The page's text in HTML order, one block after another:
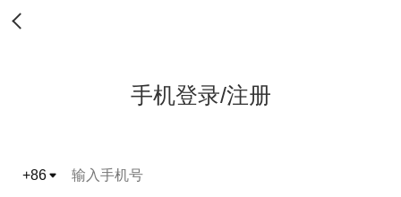
手机登录/注册
+86